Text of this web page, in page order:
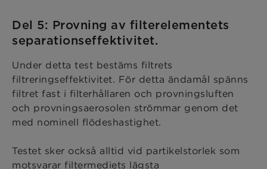
Del 5: Provning av filterelementets
separationseffektivitet.
Under detta test bestäms filtrets
filtreringseffektivitet. För detta ändamål spänns
filtret fast i filterhållaren och provningsluften
och provningsaerosolen strömmar genom det
med nominell flödeshastighet.
Testet sker också alltid vid partikelstorlek som
motsvarar filtermediets lägsta